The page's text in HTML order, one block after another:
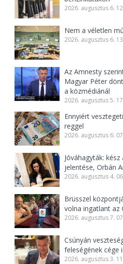
2026. augusztus 6.
Nem a véletlen
2026. augusztus 6.
Az Amnesty
Magyar Péter
a közmédiánál
2026. augusztus 5.
Ennyiért
reggel
2026. augusztus 6.
Jóváhagyták:
jelentése, Orbán
2026. augusztus 4.
Brüsszel
volna ingatlant az
2026. augusztus 7.
Csúnyán
feleségének cége
2026. augusztus 3.